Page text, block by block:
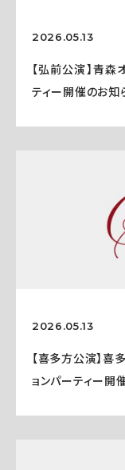
2026.05.13
【弘前公演】青森
ティー開催のお知
2026.05.13
【喜多方公演】喜
ョンパーティー開